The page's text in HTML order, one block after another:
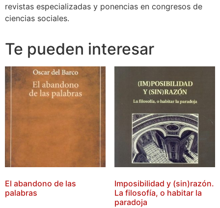
revistas especializadas y ponencias en congresos de
ciencias sociales.
Te pueden interesar
El abandono de las
palabras
Imposibilidad y (sin)razón.
La filosofía, o habitar la
paradoja